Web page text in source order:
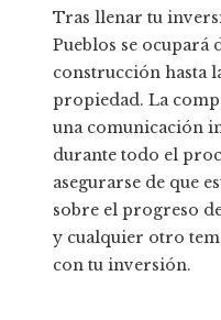
Tras llenar tu
Pueblos se ocupará
construcción hasta
propiedad. La
una comunicación
durante todo el
asegurarse de que
sobre el progreso
y cualquier otro
con tu inversión.